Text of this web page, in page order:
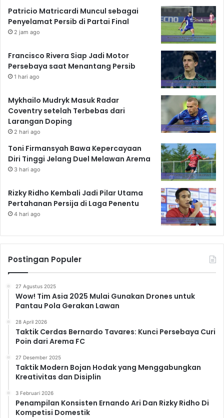
Patricio Matricardi Muncul sebagai
Penyelamat Persib di Partai Final
2 jam ago
Francisco Rivera Siap Jadi Motor
Persebaya saat Menantang Persib
1 hari ago
Mykhailo Mudryk Masuk Radar
Coventry setelah Terbebas dari
Larangan Doping
2 hari ago
Toni Firmansyah Bawa Kepercayaan
Diri Tinggi Jelang Duel Melawan Arema
3 hari ago
Rizky Ridho Kembali Jadi Pilar Utama
Pertahanan Persija di Laga Penentu
4 hari ago
Postingan Populer
27 Agustus 2025
Wow! Tim Asia 2025 Mulai Gunakan Drones untuk
Pantau Pola Gerakan Lawan
28 April 2026
Taktik Cerdas Bernardo Tavares: Kunci Persebaya Curi
Poin dari Arema FC
27 Desember 2025
Taktik Modern Bojan Hodak yang Menggabungkan
Kreativitas dan Disiplin
3 Februari 2026
Penampilan Konsisten Ernando Ari Dan Rizky Ridho Di
Kompetisi Domestik